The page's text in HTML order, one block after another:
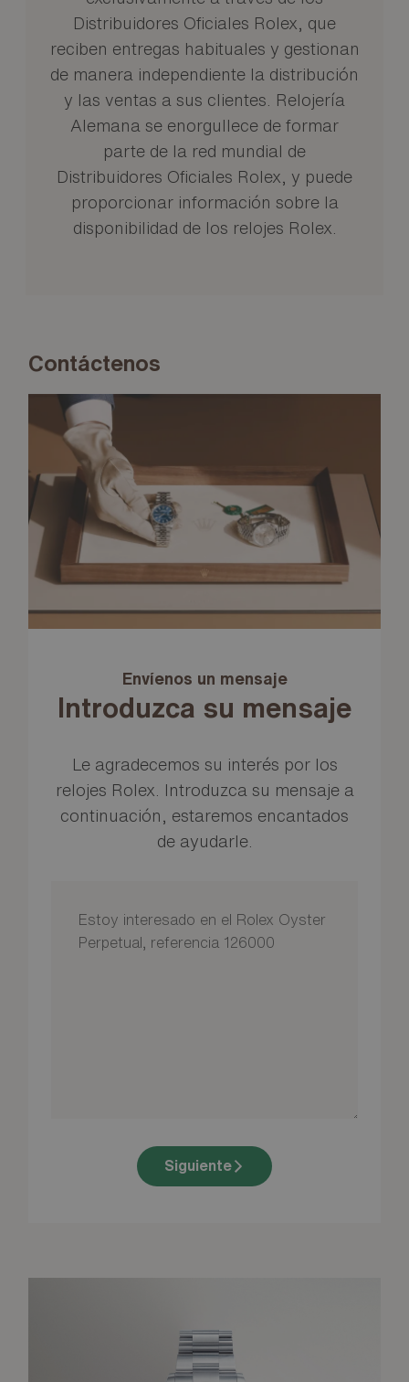
Distribuidores Oficiales Rolex, que
reciben entregas habituales y gestionan
de manera independiente la distribución
y las ventas a sus clientes. Relojería
Alemana se enorgullece de formar
parte de la red mundial de
Distribuidores Oficiales Rolex, y puede
proporcionar información sobre la
disponibilidad de los relojes Rolex.
Contáctenos
Envíenos un mensaje
Introduzca su mensaje
Le agradecemos su interés por los
relojes Rolex. Introduzca su mensaje a
continuación, estaremos encantados
de ayudarle.
Siguiente